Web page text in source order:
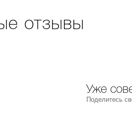
отзывы
Уже
Поделитесь